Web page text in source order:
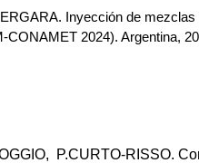
Inyección de
2024). Argentina,
P.CURTO-RISSO.